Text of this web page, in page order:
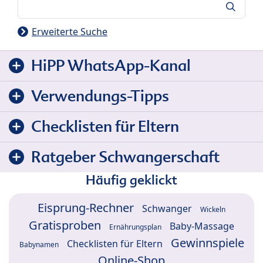
Erweiterte Suche
HiPP WhatsApp-Kanal
Verwendungs-Tipps
Checklisten für Eltern
Ratgeber Schwangerschaft
Häufig geklickt
Eisprung-Rechner Schwanger Wickeln
Gratisproben Ernährungsplan Baby-Massage
Babynamen Checklisten für Eltern
Gewinnspiele